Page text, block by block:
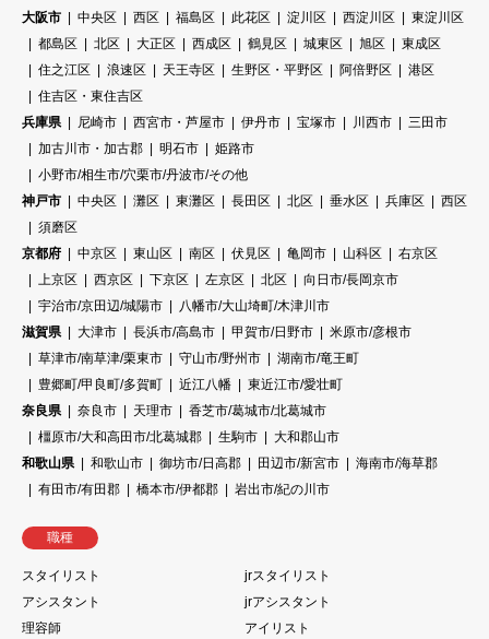
大阪市
中央区 西区 福島区 此花区 淀川区 西淀川区
東淀川区
都島区
北区 大正区 西成区 鶴見区 城東区 旭区
東成区
住之江区
浪速区 天王寺区 生野区・平野区 阿倍野区
港区
住吉区・東住吉区
兵庫県
尼崎市 西宮市・芦屋市 伊丹市 宝塚市 川西市
三田市
加古川市・加古郡
明石市
姫路市
小野市/相生市/穴栗市/丹波市/その他
神戸市
中央区 灘区 東灘区 長田区 北区 垂水区 兵庫区
西区
須磨区
京都府
中京区 東山区 南区 伏見区 亀岡市 山科区
右京区
上京区
西京区 下京区 左京区 北区
向日市/長岡京市
宇治市/京田辺/城陽市
八幡市/大山埼町/木津川市
滋賀県
大津市 長浜市/高島市 甲賀市/日野市
米原市/彦根市
草津市/南草津/栗東市
守山市/野州市
湖南市/竜王町
豊郷町/甲良町/多賀町
近江八幡
東近江市/愛壮町
奈良県
奈良市 天理市
香芝市/葛城市/北葛城市
橿原市/大和高田市/北葛城郡
生駒市
大和郡山市
和歌山県
和歌山市 御坊市/日高郡 田辺市/新宮市
海南市/海草郡
有田市/有田郡
橋本市/伊都郡 岩出市/紀の川市
職種
スタイリスト
jrスタイリスト
アシスタント
jrアシスタント
理容師
アイリスト